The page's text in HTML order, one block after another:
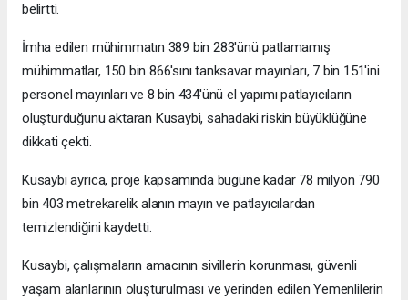
belirtti.
İmha edilen mühimmatın 389 bin 283'ünü patlamamış
mühimmatlar, 150 bin 866'sını tanksavar mayınları, 7 bin 151'ini
personel mayınları ve 8 bin 434'ünü el yapımı patlayıcıların
oluşturduğunu aktaran Kusaybi, sahadaki riskin büyüklüğüne
dikkati çekti.
Kusaybi ayrıca, proje kapsamında bugüne kadar 78 milyon 790
bin 403 metrekarelik alanın mayın ve patlayıcılardan
temizlendiğini kaydetti.
Kusaybi, çalışmaların amacının sivillerin korunması, güvenli
yaşam alanlarının oluşturulması ve yerinden edilen Yemenlilerin